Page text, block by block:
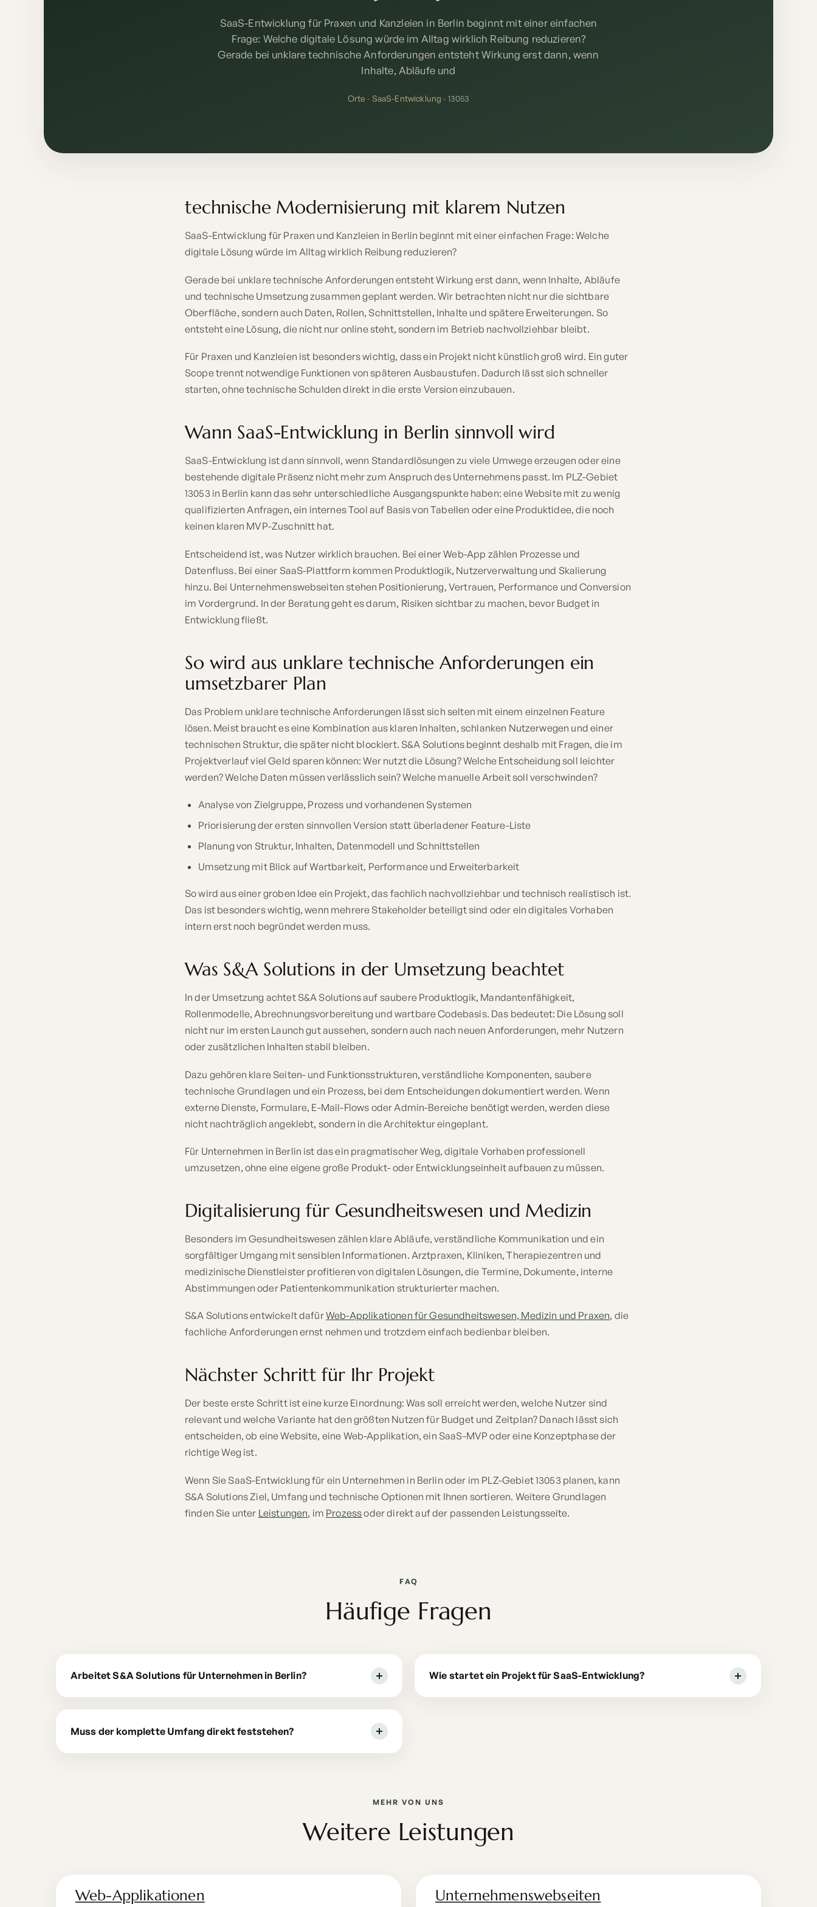
SaaS-Entwicklung für Praxen und Kanzleien in Berlin beginnt mit einer einfachen
Frage: Welche digitale Lösung würde im Alltag wirklich Reibung reduzieren?
Gerade bei unklare technische Anforderungen entsteht Wirkung erst dann, wenn
Inhalte, Abläufe und
Orte · SaaS-Entwicklung · 13053
technische Modernisierung mit klarem Nutzen
SaaS-Entwicklung für Praxen und Kanzleien in Berlin beginnt mit einer einfachen Frage: Welche
digitale Lösung würde im Alltag wirklich Reibung reduzieren?
Gerade bei unklare technische Anforderungen entsteht Wirkung erst dann, wenn Inhalte, Abläufe
und technische Umsetzung zusammen geplant werden. Wir betrachten nicht nur die sichtbare
Oberfläche, sondern auch Daten, Rollen, Schnittstellen, Inhalte und spätere Erweiterungen. So
entsteht eine Lösung, die nicht nur online steht, sondern im Betrieb nachvollziehbar bleibt.
Für Praxen und Kanzleien ist besonders wichtig, dass ein Projekt nicht künstlich groß wird. Ein guter
Scope trennt notwendige Funktionen von späteren Ausbaustufen. Dadurch lässt sich schneller
starten, ohne technische Schulden direkt in die erste Version einzubauen.
Wann SaaS-Entwicklung in Berlin sinnvoll wird
SaaS-Entwicklung ist dann sinnvoll, wenn Standardlösungen zu viele Umwege erzeugen oder eine
bestehende digitale Präsenz nicht mehr zum Anspruch des Unternehmens passt. Im PLZ-Gebiet
13053 in Berlin kann das sehr unterschiedliche Ausgangspunkte haben: eine Website mit zu wenig
qualifizierten Anfragen, ein internes Tool auf Basis von Tabellen oder eine Produktidee, die noch
keinen klaren MVP-Zuschnitt hat.
Entscheidend ist, was Nutzer wirklich brauchen. Bei einer Web-App zählen Prozesse und
Datenfluss. Bei einer SaaS-Plattform kommen Produktlogik, Nutzerverwaltung und Skalierung
hinzu. Bei Unternehmenswebseiten stehen Positionierung, Vertrauen, Performance und Conversion
im Vordergrund. In der Beratung geht es darum, Risiken sichtbar zu machen, bevor Budget in
Entwicklung fließt.
So wird aus unklare technische Anforderungen ein
umsetzbarer Plan
Das Problem unklare technische Anforderungen lässt sich selten mit einem einzelnen Feature
lösen. Meist braucht es eine Kombination aus klaren Inhalten, schlanken Nutzerwegen und einer
technischen Struktur, die später nicht blockiert. S&A Solutions beginnt deshalb mit Fragen, die im
Projektverlauf viel Geld sparen können: Wer nutzt die Lösung? Welche Entscheidung soll leichter
werden? Welche Daten müssen verlässlich sein? Welche manuelle Arbeit soll verschwinden?
Analyse von Zielgruppe, Prozess und vorhandenen Systemen
Priorisierung der ersten sinnvollen Version statt überladener Feature-Liste
Planung von Struktur, Inhalten, Datenmodell und Schnittstellen
Umsetzung mit Blick auf Wartbarkeit, Performance und Erweiterbarkeit
So wird aus einer groben Idee ein Projekt, das fachlich nachvollziehbar und technisch realistisch ist.
Das ist besonders wichtig, wenn mehrere Stakeholder beteiligt sind oder ein digitales Vorhaben
intern erst noch begründet werden muss.
Was S&A Solutions in der Umsetzung beachtet
In der Umsetzung achtet S&A Solutions auf saubere Produktlogik, Mandantenfähigkeit,
Rollenmodelle, Abrechnungsvorbereitung und wartbare Codebasis. Das bedeutet: Die Lösung soll
nicht nur im ersten Launch gut aussehen, sondern auch nach neuen Anforderungen, mehr Nutzern
oder zusätzlichen Inhalten stabil bleiben.
Dazu gehören klare Seiten- und Funktionsstrukturen, verständliche Komponenten, saubere
technische Grundlagen und ein Prozess, bei dem Entscheidungen dokumentiert werden. Wenn
externe Dienste, Formulare, E-Mail-Flows oder Admin-Bereiche benötigt werden, werden diese
nicht nachträglich angeklebt, sondern in die Architektur eingeplant.
Für Unternehmen in Berlin ist das ein pragmatischer Weg, digitale Vorhaben professionell
umzusetzen, ohne eine eigene große Produkt- oder Entwicklungseinheit aufbauen zu müssen.
Digitalisierung für Gesundheitswesen und Medizin
Besonders im Gesundheitswesen zählen klare Abläufe, verständliche Kommunikation und ein
sorgfältiger Umgang mit sensiblen Informationen. Arztpraxen, Kliniken, Therapiezentren und
medizinische Dienstleister profitieren von digitalen Lösungen, die Termine, Dokumente, interne
Abstimmungen oder Patientenkommunikation strukturierter machen.
S&A Solutions entwickelt dafürWeb-Applikationen für Gesundheitswesen, Medizin und Praxen, die
fachliche Anforderungen ernst nehmen und trotzdem einfach bedienbar bleiben.
Nächster Schritt für Ihr Projekt
Der beste erste Schritt ist eine kurze Einordnung: Was soll erreicht werden, welche Nutzer sind
relevant und welche Variante hat den größten Nutzen für Budget und Zeitplan? Danach lässt sich
entscheiden, ob eine Website, eine Web-Applikation, ein SaaS-MVP oder eine Konzeptphase der
richtige Weg ist.
Wenn Sie SaaS-Entwicklung für ein Unternehmen in Berlin oder im PLZ-Gebiet 13053 planen, kann
S&A Solutions Ziel, Umfang und technische Optionen mit Ihnen sortieren. Weitere Grundlagen
finden Sie unter Leistungen, im Prozessoder direkt auf der passenden Leistungsseite.
FAQ
Häufige Fragen
Arbeitet S&A Solutions für Unternehmen in Berlin? Wie startet ein Projekt für SaaS-Entwicklung?
Muss der komplette Umfang direkt feststehen?
MEHR VON UNS
Weitere Leistungen
Web-Applikationen Unternehmenswebseiten